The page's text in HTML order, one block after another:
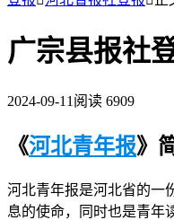
广宗县报社
2024-09-11 阅读 6909
《河北青年报》
河北青年报是河北省的一
息的使命，同时也是青年